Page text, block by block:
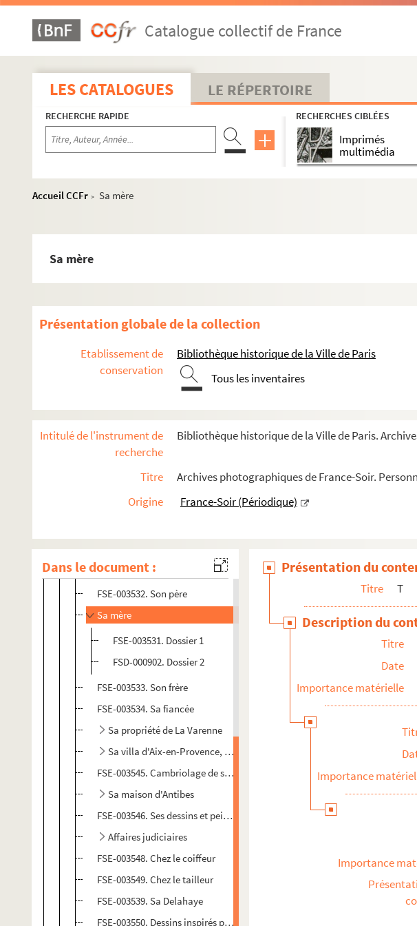
Catalogue collectif de France
LES CATALOGUES LE RÉPERTOIRE
RECHERCHE RAPIDE RECHERCHES CIBLÉES
Imprimés
multimédia
Accueil CCFr > Sa mère
Sa mère
Présentation globale de la collection
Etablissement de
conservation
Bibliothèque historique de la Ville de Paris
Tous les inventaires
Intitulé de l'instrument de
recherche
Bibliothèque historique de la Ville de Paris.
Titre
Archives photographiques de France-Soir.
Origine
France-Soir (Périodique)
Dans le document :
M
S
T
FSE-002616. Tapie, Bernard
FSE-003288. Tardieu, André
Thorez, Maurice
FSE-002520. Thunder Cloud, né Victor Daniels
FSE-000669. Tixier-Vignancour, Jean-Louis
Trenet, Charles
Portraits
FSE-003541. Sa maison natale à Narbonne
FSE-003536. Dans l'armée de l'air
FSE-003537. A la plage
FSE-003532. Son père
Sa mère
FSE-003531. Dossier 1
FSD-000902. Dossier 2
FSE-003533. Son frère
FSE-003534. Sa fiancée
Sa propriété de La Varenne
Sa villa d'Aix-en-Provence, "le Domaine des Esprits"
FSE-003545. Cambriolage de sa villa d'Aix-en-Provence
Sa maison d'Antibes
FSE-003546. Ses dessins et peintures
Affaires judiciaires
FSE-003548. Chez le coiffeur
FSE-003549. Chez le tailleur
FSE-003539. Sa Delahaye
FSE-003550. Dessins inspirés par Charles Trenet
Présentation du
Titre T
Description du
Titre
Date
Importance matérielle
Importance
Importance